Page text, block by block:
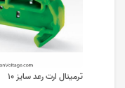
ترمینال ارت رعد سایز ۱۰